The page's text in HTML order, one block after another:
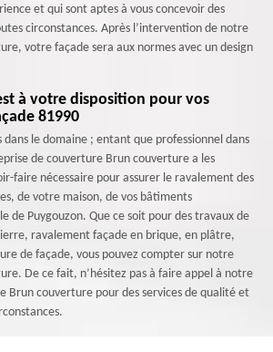
et qui sont aptes à vous concevoir des
circonstances. Après l’intervention de notre
votre façade sera aux normes avec un design
à votre disposition pour vos
81990
dans le domaine ; entant que professionnel dans
de couverture Brun couverture a les
faire nécessaire pour assurer le ravalement des
de votre maison, de vos bâtiments
de Puygouzon. Que ce soit pour des travaux de
ravalement façade en brique, en plâtre,
de façade, vous pouvez compter sur notre
De ce fait, n’hésitez pas à faire appel à notre
Brun couverture pour des services de qualité et